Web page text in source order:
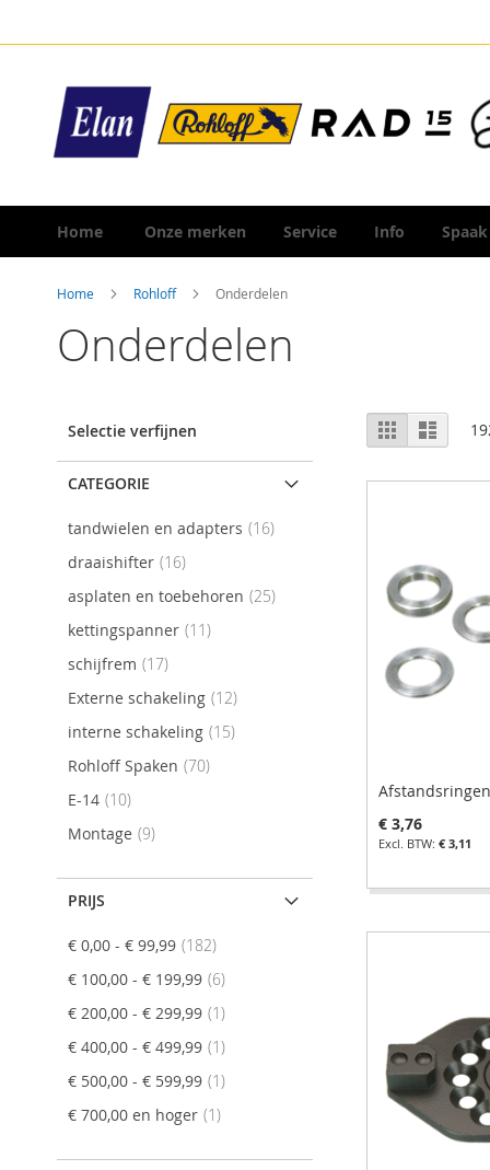
naar
inhoud
Home Onze merken Service Info
Home Rohloff Onderdelen
Onderdelen
Tonen
als
Foto-
tabel
Lijst
Afstandsringen
€ 3,76
€ 3,11
In Winkelwagen
TOE
TOEVOEGEN
VERGELIJKEN
In Winkelwagen
VOEG
TOE
AAN
VERLANGLIJST
TOEVOEGEN
OM
TE
VERGELIJKEN
In Winkelwagen
TOE
TOEVOEGEN
VERGELIJKEN
In Winkelwagen
TOE
TOEVOEGEN
VERGELIJKEN
Selectie verfijnen
CATEGORIE
tandwielen en adapters 16product
draaishifter 16product
asplaten en toebehoren 25product
kettingspanner 11product
schijfrem 17product
Externe schakeling 12product
interne schakeling 15product
Rohloff Spaken 70product
E-14 10product
Montage 9product
PRIJS
€ 0,00 - € 99,99 182product
€ 100,00 - € 199,99 6product
€ 200,00 - € 299,99 1product
€ 400,00 - € 499,99 1product
€ 500,00 - € 599,99 1product
€ 700,00 en hoger 1product